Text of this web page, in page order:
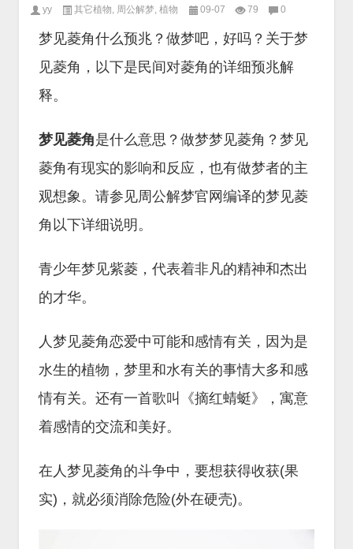
yy 其它植物, 周公解梦, 植物 09-07 79 0
梦见菱角什么预兆？做梦吧，好吗？关于梦
见菱角，以下是民间对菱角的详细预兆解
释。
梦见菱角是什么意思？做梦梦见菱角？梦见
菱角有现实的影响和反应，也有做梦者的主
观想象。请参见周公解梦官网编译的梦见菱
角以下详细说明。
青少年梦见紫菱，代表着非凡的精神和杰出
的才华。
人梦见菱角恋爱中可能和感情有关，因为是
水生的植物，梦里和水有关的事情大多和感
情有关。还有一首歌叫《摘红蜻蜓》，寓意
着感情的交流和美好。
在人梦见菱角的斗争中，要想获得收获(果
实)，就必须消除危险(外在硬壳)。